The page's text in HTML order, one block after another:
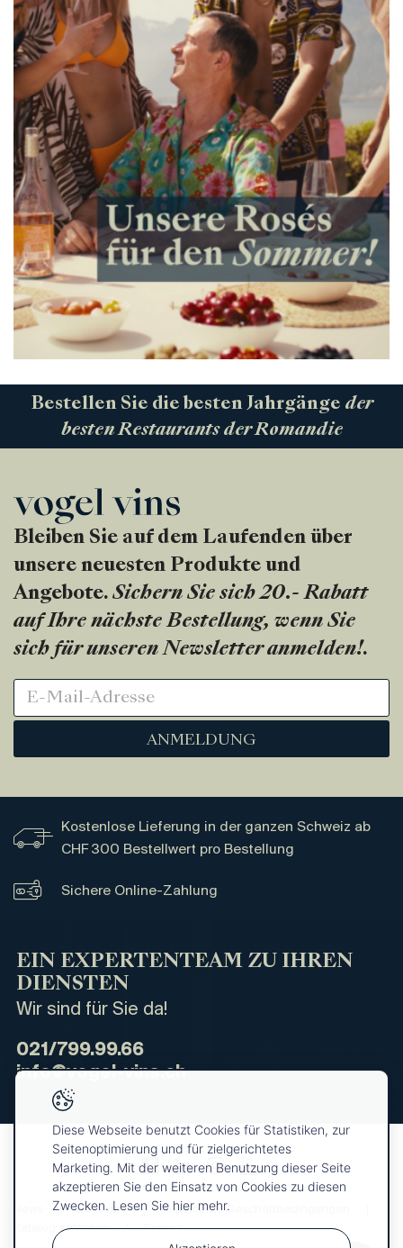
Bestellen Sie die besten Jahrgänge der
besten Restaurants der Romandie
Bleiben Sie auf dem Laufenden über
unsere neuesten Produkte und
Angebote. Sichern Sie sich 20.- Rabatt
auf Ihre nächste Bestellung, wenn Sie
sich für unseren Newsletter anmelden!.
ANMELDUNG
Kostenlose Lieferung in der ganzen Schweiz ab
CHF 300 Bestellwert pro Bestellung
Sichere Online-Zahlung
EIN EXPERTENTEAM ZU IHREN
DIENSTEN
Wir sind für Sie da!
021/799.99.66
info@vogel-vins.ch
Über uns
Allgemeine Geschäftbedingungen
Katalog anfragen
Presse
Diese Webseite benutzt Cookies für Statistiken, zur
Seitenoptimierung und für zielgerichtetes
Marketing. Mit der weiteren Benutzung dieser Seite
akzeptieren Sie den Einsatz von Cookies zu diesen
Zwecken. Lesen Sie hier mehr.